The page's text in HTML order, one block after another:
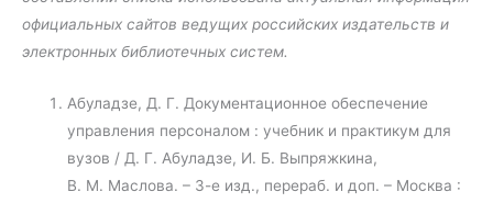
официальных сайтов ведущих российских издательств и
электронных библиотечных систем.
Абуладзе, Д. Г. Документационное обеспечение
управления персоналом : учебник и практикум для
вузов / Д. Г. Абуладзе, И. Б. Выпряжкина,
В. М. Маслова. – 3-е изд., перераб. и доп. – Москва :